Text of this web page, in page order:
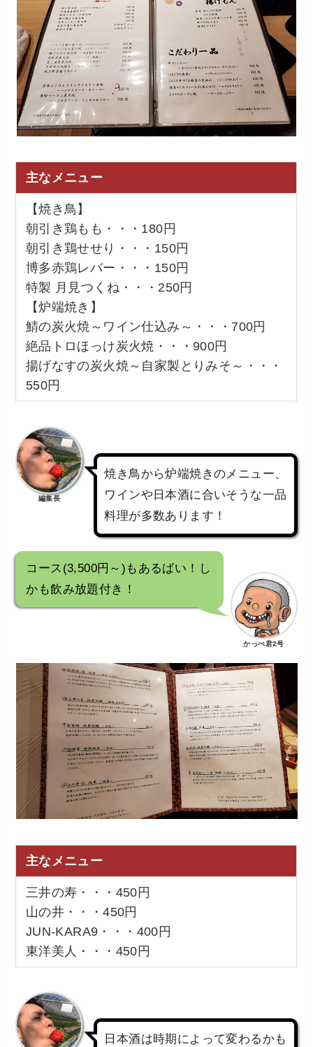
主なメニュー
【焼き鳥】
朝引き鶏もも・・・180円
朝引き鶏せせり・・・150円
博多赤鶏レバー・・・150円
特製 月見つくね・・・250円
【炉端焼き】
鯖の炭火焼～ワイン仕込み～・・・700円
絶品トロほっけ炭火焼・・・900円
揚げなすの炭火焼～自家製とりみそ～・・・
550円
編集長
焼き鳥から炉端焼きのメニュー、
ワインや日本酒に合いそうな一品
料理が多数あります！
コース(3,500円～)もあるばい！し
かも飲み放題付き！
かっぺ君2号
主なメニュー
三井の寿・・・450円
山の井・・・450円
JUN-KARA9・・・400円
東洋美人・・・450円
日本酒は時期によって変わるかも